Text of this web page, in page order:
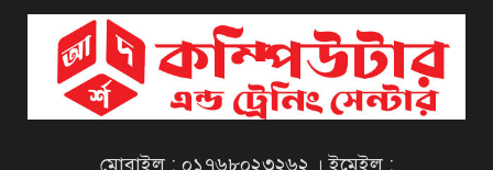
বিজ্ঞপ্তি ২০২৬ | Taxes Zone
Dinajpur Job Circular 2026
বেসরকারি সংস্থা সেতু (SETU)
Job Circular 2026
মোবাইল : ০১৭৬৮০২৩২৬২ । ইমেইল :